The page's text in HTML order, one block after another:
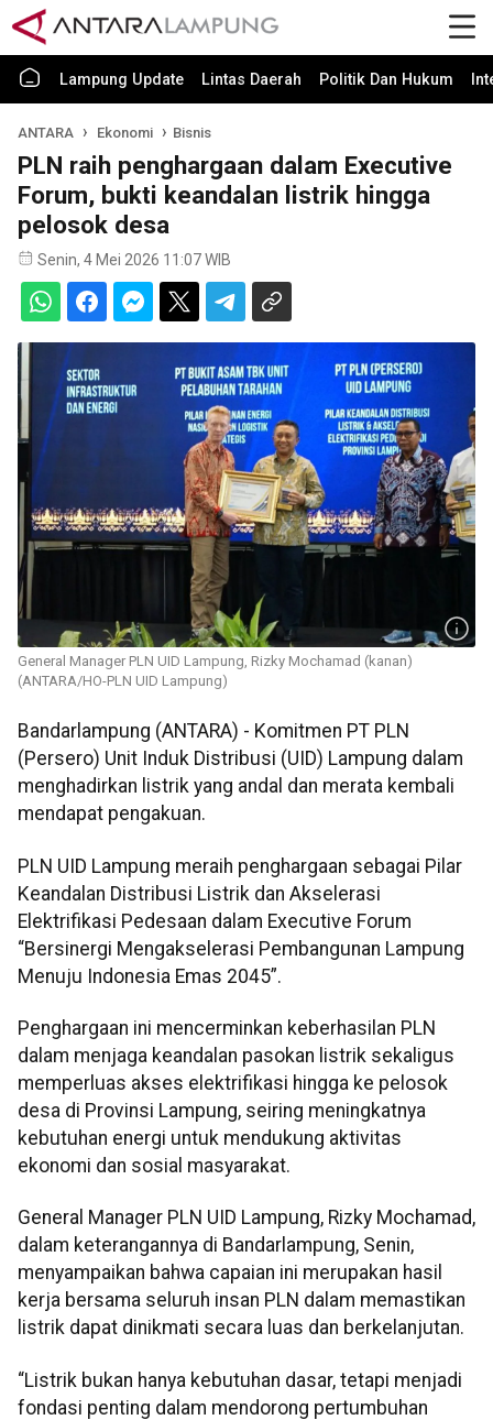
Lampung Update Lintas Daerah Politik Dan Hukum
ANTARA Ekonomi Bisnis
PLN raih penghargaan dalam Executive
Forum, bukti keandalan listrik hingga
pelosok desa
Senin, 4 Mei 2026 11:07 WIB
General Manager PLN UID Lampung, Rizky Mochamad (kanan)
(ANTARA/HO-PLN UID Lampung)
Bandarlampung (ANTARA) - Komitmen PT PLN
(Persero) Unit Induk Distribusi (UID) Lampung dalam
menghadirkan listrik yang andal dan merata kembali
mendapat pengakuan.
PLN UID Lampung meraih penghargaan sebagai Pilar
Keandalan Distribusi Listrik dan Akselerasi
Elektrifikasi Pedesaan dalam Executive Forum
“Bersinergi Mengakselerasi Pembangunan Lampung
Menuju Indonesia Emas 2045”.
Penghargaan ini mencerminkan keberhasilan PLN
dalam menjaga keandalan pasokan listrik sekaligus
memperluas akses elektrifikasi hingga ke pelosok
desa di Provinsi Lampung, seiring meningkatnya
kebutuhan energi untuk mendukung aktivitas
ekonomi dan sosial masyarakat.
General Manager PLN UID Lampung, Rizky Mochamad,
dalam keterangannya di Bandarlampung, Senin,
menyampaikan bahwa capaian ini merupakan hasil
kerja bersama seluruh insan PLN dalam memastikan
listrik dapat dinikmati secara luas dan berkelanjutan.
“Listrik bukan hanya kebutuhan dasar, tetapi menjadi
fondasi penting dalam mendorong pertumbuhan